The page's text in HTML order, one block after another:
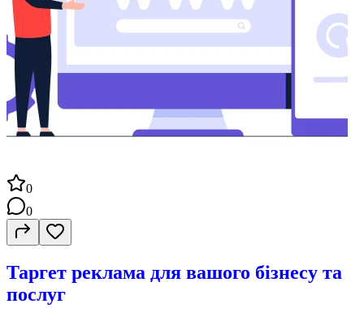
0
0
Таргет реклама для вашого бізнесу та
послуг